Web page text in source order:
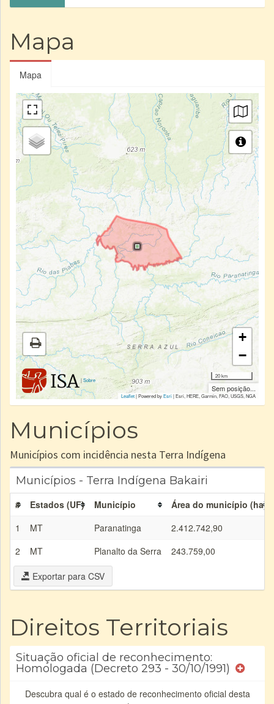
Mapa
Mapa
|Sobre
+
−
20 km
Sem posição...
Leaflet| Powered byEsri|Esri, HERE, Garmin, FAO, USGS, NGA
Municípios
Municípios com incidência nesta Terra Indígena
Municípios - Terra Indígena Bakairi
# Estados (UF) Município
Área do município (ha)
1
MT Paranatinga
2.412.742,90
2
MT Planalto da Serra 243.759,00
Exportar para CSV
Direitos Territoriais
Situação oficial de reconhecimento:
Homologada (Decreto 293 - 30/10/1991)
Descubra qual é o estado de reconhecimento oficial desta